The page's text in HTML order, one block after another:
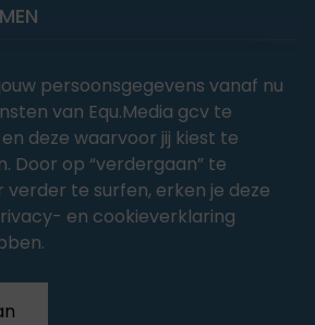
9880 Aalter België
persoonsgegevens vanaf nu
van Equ.Media gcv te
deze waarvoor jij kiest te
Door op “verdergaan” te
verder te surfen, erken je deze
en cookieverklaring